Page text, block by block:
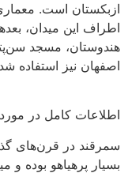
ازبکستان است.
اطراف این میدان،
هندوستان، مسجد
اصفهان نیز استفاده
اطلاعات کامل در
سمرقند در قرن‌های
بسیار پرهیاهو بوده‌ و